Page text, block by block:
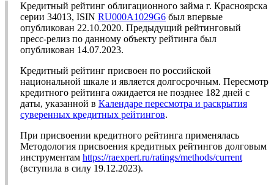
Кредитный рейтинг облигационного займа г. Красноярска
серии 34013, ISIN RU000A1029G6 был впервые
опубликован 22.10.2020. Предыдущий рейтинговый
пресс-релиз по данному объекту рейтинга был
опубликован 14.07.2023.
Кредитный рейтинг присвоен по российской
национальной шкале и является долгосрочным. Пересмотр
кредитного рейтинга ожидается не позднее 182 дней с
даты, указанной в Календаре пересмотра и раскрытия
суверенных кредитных рейтингов.
При присвоении кредитного рейтинга применялась
Методология присвоения кредитных рейтингов долговым
инструментам https://raexpert.ru/ratings/methods/current
(вступила в силу 19.12.2023).